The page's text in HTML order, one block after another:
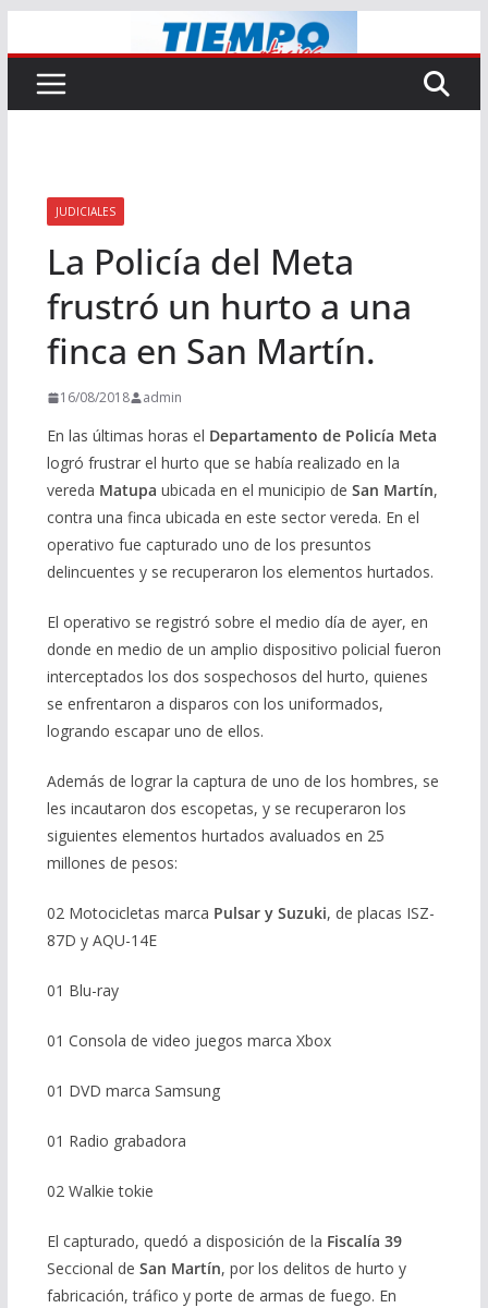
al
contenido
JUDICIALES
La Policía del Meta
frustró un hurto a una
finca en San Martín.
16/08/2018 admin
En las últimas horas el Departamento de Policía Meta
logró frustrar el hurto que se había realizado en la
vereda Matupa ubicada en el municipio de San Martín,
contra una finca ubicada en este sector vereda. En el
operativo fue capturado uno de los presuntos
delincuentes y se recuperaron los elementos hurtados.
El operativo se registró sobre el medio día de ayer, en
donde en medio de un amplio dispositivo policial fueron
interceptados los dos sospechosos del hurto, quienes
se enfrentaron a disparos con los uniformados,
logrando escapar uno de ellos.
Además de lograr la captura de uno de los hombres, se
les incautaron dos escopetas, y se recuperaron los
siguientes elementos hurtados avaluados en 25
millones de pesos:
02 Motocicletas marca Pulsar y Suzuki, de placas ISZ-
87D y AQU-14E
01 Blu-ray
01 Consola de video juegos marca Xbox
01 DVD marca Samsung
01 Radio grabadora
02 Walkie tokie
El capturado, quedó a disposición de la Fiscalía 39
Seccional de San Martín, por los delitos de hurto y
fabricación, tráfico y porte de armas de fuego. En